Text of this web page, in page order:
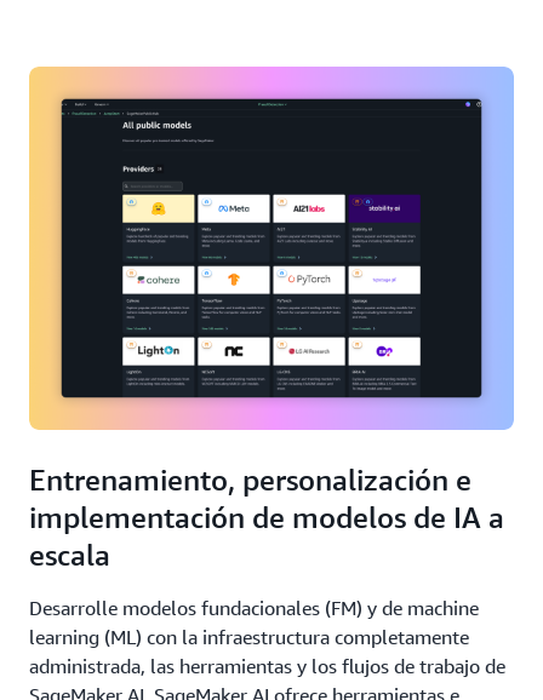
Entrenamiento, personalización e
implementación de modelos de IA a
escala
Desarrolle modelos fundacionales (FM) y de machine
learning (ML) con la infraestructura completamente
administrada, las herramientas y los flujos de trabajo de
SageMaker AI. SageMaker AI ofrece herramientas e